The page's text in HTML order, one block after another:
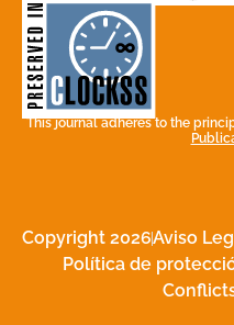
CLOCKSS is a dak archive that
ensures the long-term survival
of web-based scholary
publications, governed by and
for its stakeholders.
This journal adheres to the
Copyright 2026Aviso
Política de